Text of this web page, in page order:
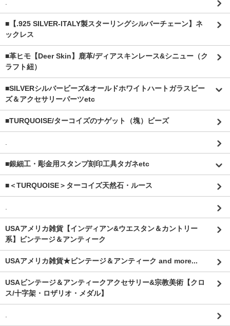
■【.925 SILVER-ITALY製スターリングシルバーチェーン】ネ
ックレス
■革ヒモ【Deer Skin】鹿革/ディアスキンレース&シニュー（ク
ラフト紐）
■SILVERシルバービーズ&オールドホワイトハートガラスビー
ズ＆アクセサリーパーツetc
■TURQUOISE/ターコイズのナゲット（塊）ビーズ
■銀細工・彫金用スタンプ刻印工具タガネetc
■＜TURQUOISE＞ターコイズ天然石・ルース
USAアメリカ雑貨【インディアン&ウエスタン＆カントリー
系】ビンテージ＆アンティーク
USAアメリカ雑貨★ビンテージ＆アンティーク and more...
USAビンテージ＆アンティークアクセサリー&宗教美術【クロ
ス/十字架・ロザリオ・メダル】